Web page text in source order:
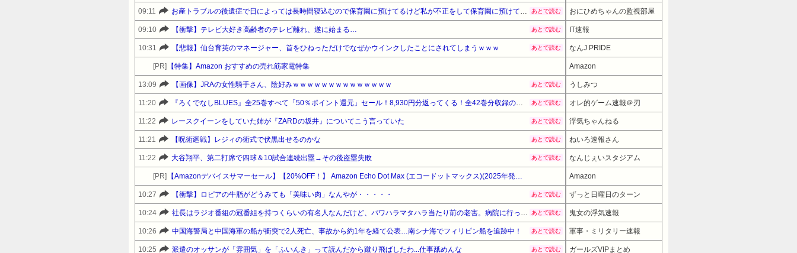
09:11 お産トラブルの後遺症で日によっては長時間寝込むので保育園に預けてるけど私が不正をして保育園に預けてると思い込んでいるママ達がうざったい あとで読む おにひめちゃんの監視部屋
09:10 【衝撃】テレビ大好き高齢者のテレビ離れ、遂に始まる… あとで読む IT速報
10:31 【悲報】仙台育英のマネージャー、首をひねっただけでなぜかウインクしたことにされてしまうｗｗｗ あとで読む なんJ PRIDE
[PR] 【特集】Amazon おすすめの売れ筋家電特集 Amazon
13:09 【画像】JRAの女性騎手さん、陰好みｗｗｗｗｗｗｗｗｗｗｗｗｗｗ あとで読む うしみつ
11:20 『ろくでなしBLUES』全25巻すべて「50％ポイント還元」セール！8,930円分返ってくる！全42巻分収録の文庫版！ヤンキー漫画の頂点！ジャンプ黄金期の伝説的な傑作 あとで読む オレ的ゲーム速報＠刃
11:22 レースクイーンをしていた姉が『ZARDの坂井』についてこう言っていた あとで読む 浮気ちゃんねる
11:21 【呪術廻戦】レジィの術式で伏黒出せるのかな あとで読む ねいろ速報さん
11:22 大谷翔平、第二打席で四球＆10試合連続出塁→その後盗塁失敗 あとで読む なんじぇいスタジアム
[PR] 【Amazonデバイスサマーセール】【20%OFF！】 Amazon Echo Dot Max (エコードットマックス)(2025年発売) - Alexaスピーカー、部屋中に広がるサウンド、スマートホームハブ内蔵、グレーシャーホワイト Amazon
10:27 【衝撃】ロピアの牛脂がどうみても「美味い肉」なんやが・・・・・ あとで読む ずっと日曜日のターン
10:24 社長はラジオ番組の冠番組を持つくらいの有名人なんだけど、パワハラマタハラ当たり前の老害。病院に行っただけで退職勧告を受けた。社長「労基に言うなよ！」と言うけれど…→ あとで読む 鬼女の浮気速報
10:26 中国海警局と中国海軍の船が衝突で2人死亡、事故から約1年を経て公表…南シナ海でフィリピン船を追跡中！ あとで読む 軍事・ミリタリー速報
10:25 派遣のオッサンが「雰囲気」を「ふいんき」って読んだから蹴り飛ばしたわ...仕事舐めんな あとで読む ガールズVIPまとめ